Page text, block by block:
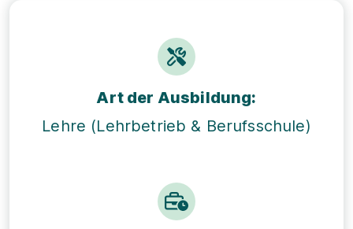
Art der Ausbildung:
Lehre (Lehrbetrieb & Berufsschule)